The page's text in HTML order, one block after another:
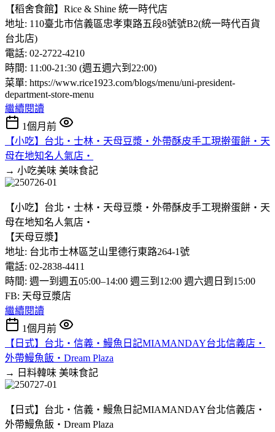
【稻舍食館】Rice & Shine 統一時代店
地址: 110臺北市信義區忠孝東路五段8號號B2(統一時代百貨
台北店)
電話: 02-2722-4210
時間: 11:00-21:30 (週五週六到22:00)
菜單: https://www.rice1923.com/blogs/menu/uni-president-
department-store-menu
繼續閱讀
1個月前
【小吃】台北‧士林‧天母豆漿‧外帶酥皮手工現擀蛋餅‧天
母在地知名人氣店‧
→ 小吃美味 美味食記
【小吃】台北‧士林‧天母豆漿‧外帶酥皮手工現擀蛋餅‧天
母在地知名人氣店‧
【天母豆漿】
地址: 台北市士林區芝山里德行東路264-1號
電話: 02-2838-4411
時間: 週一到週五05:00–14:00 週三到12:00 週六週日到15:00
FB: 天母豆漿店
繼續閱讀
1個月前
【日式】台北‧信義‧鰻魚日記MIAMANDAY台北信義店‧
外帶鰻魚飯‧Dream Plaza
→ 日料韓味 美味食記
【日式】台北‧信義‧鰻魚日記MIAMANDAY台北信義店‧
外帶鰻魚飯‧Dream Plaza